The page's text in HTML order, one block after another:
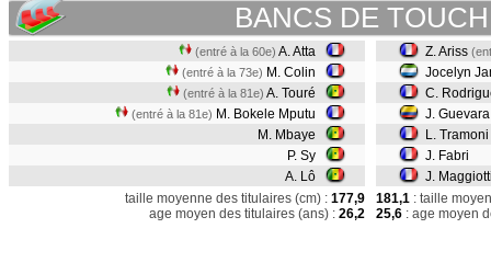
BANCS DE
(entré à la 60e) A. Atta
(entré à la 73e) M. Colin
(entré à la 81e) A. Touré
(entré à la 81e) M. Bokele Mputu
M. Mbaye
P. Sy
A. Lô
Z. Ariss
Jocelyn
C.
J.
L. Tramoni
J. Fabri
J.
taille moyenne des titulaires (cm) : 177,9
age moyen des titulaires (ans) : 26,2
181,1 : taille
25,6 : age moyen